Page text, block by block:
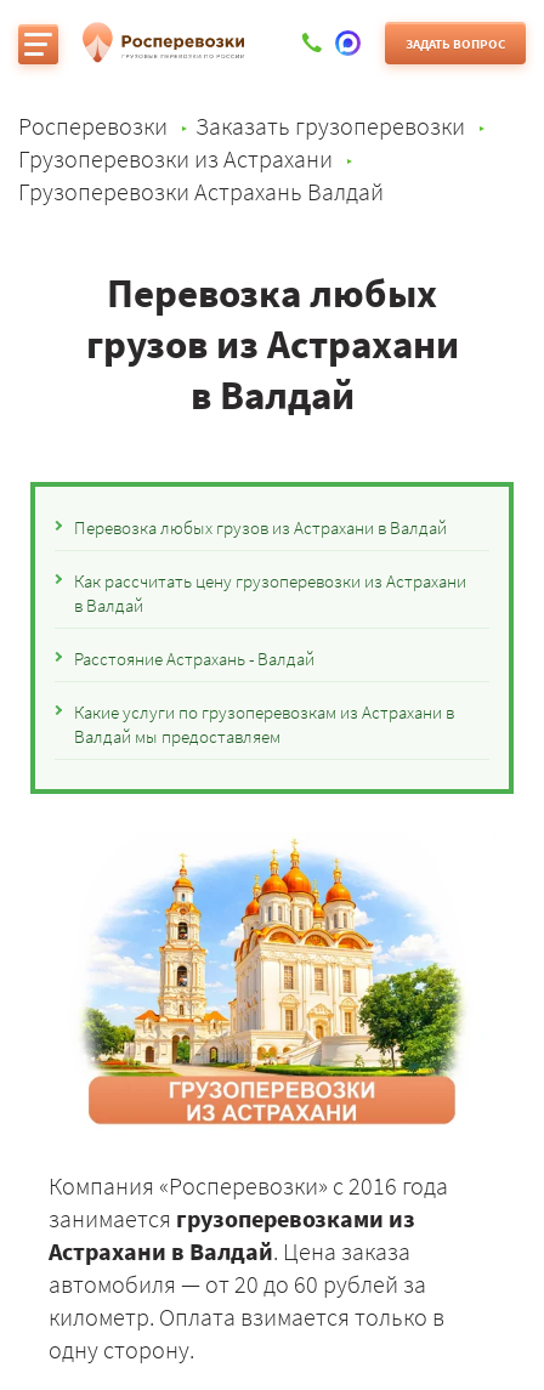
ЗАДАТЬ ВОПРОС
Росперевозки
Заказать грузоперевозки
Грузоперевозки из Астрахани
Грузоперевозки Астрахань Валдай
Перевозка любых
грузов из Астрахани
в Валдай
Перевозка любых грузов из Астрахани в Валдай
Как рассчитать цену грузоперевозки из Астрахани
в Валдай
Расстояние Астрахань - Валдай
Какие услуги по грузоперевозкам из Астрахани в
Валдай мы предоставляем
Компания «Росперевозки» с 2016 года
занимается грузоперевозками из
Астрахани в Валдай. Цена заказа
автомобиля — от 20 до 60 рублей за
километр. Оплата взимается только в
одну сторону.